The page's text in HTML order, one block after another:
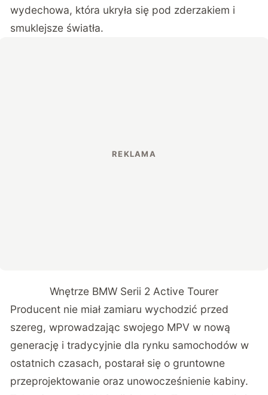
wydechowa, która ukryła się pod zderzakiem i
smuklejsze światła.
Wnętrze BMW Serii 2 Active Tourer
Producent nie miał zamiaru wychodzić przed
szereg, wprowadzając swojego MPV w nową
generację i tradycyjnie dla rynku samochodów w
ostatnich czasach, postarał się o gruntowne
przeprojektowanie oraz unowocześnienie kabiny.